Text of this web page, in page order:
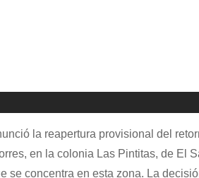
la reapertura provisional del
en la colonia Las Pintitas, de El
se concentra en esta zona. La